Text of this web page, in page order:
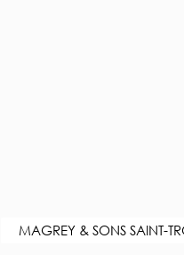
MAGREY & SONS SAINT-